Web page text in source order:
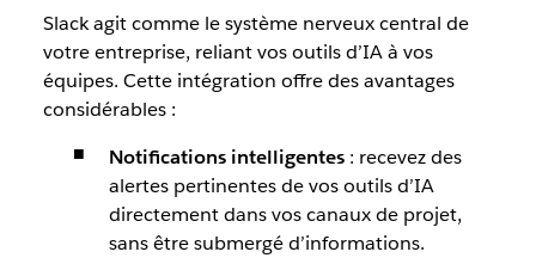
Slack agit comme le système nerveux central de
votre entreprise, reliant vos outils d’IA à vos
équipes. Cette intégration offre des avantages
considérables :
Notifications intelligentes: recevez des
alertes pertinentes de vos outils d’IA
directement dans vos canaux de projet,
sans être submergé d’informations.